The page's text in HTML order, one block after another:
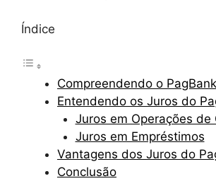
Índice
Compreendendo o PagBank
Entendendo os Juros do
Juros em Operações de
Juros em Empréstimos
Vantagens dos Juros do
Conclusão